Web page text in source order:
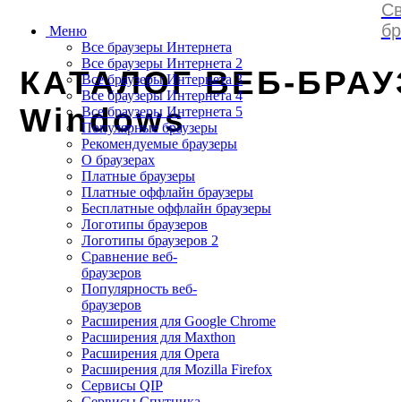
КАТАЛОГ ВЕБ-
Windows
Меню
Все браузеры Интернета
Все браузеры Интернета 2
Все браузеры Интернета 3
Все браузеры Интернета 4
Все браузеры Интернета 5
Популярные браузеры
Рекомендуемые браузеры
О браузерах
Платные браузеры
Платные оффлайн браузеры
Бесплатные оффлайн браузеры
Логотипы браузеров
Логотипы браузеров 2
Сравнение веб-
браузеров
Популярность веб-
браузеров
Расширения для Google Chrome
Расширения для Maxthon
Расширения для Opera
Расширения для Mozilla Firefox
Сервисы QIP